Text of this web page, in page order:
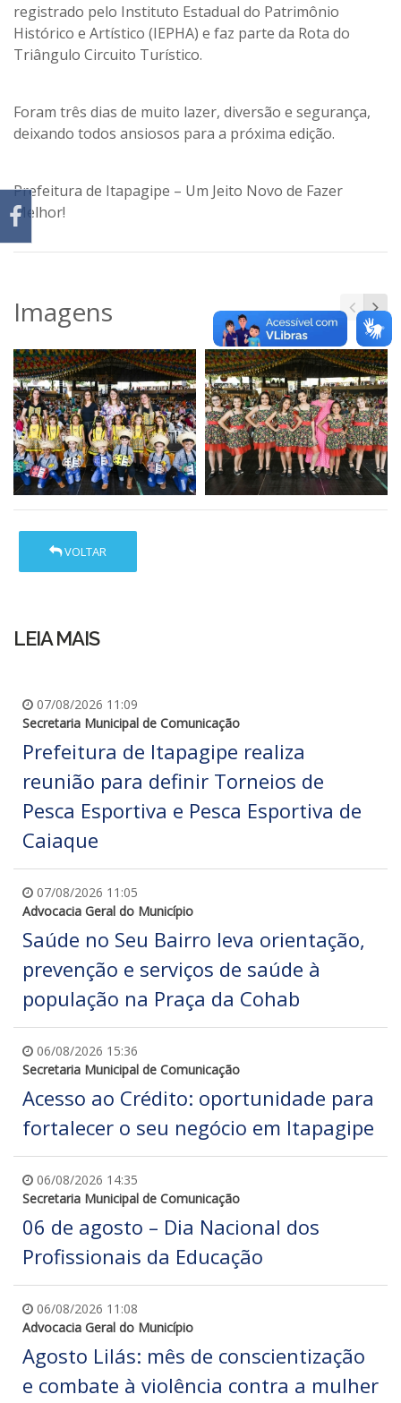
registrado pelo Instituto Estadual do Patrimônio
Histórico e Artístico (IEPHA) e faz parte da Rota do
Triângulo Circuito Turístico.
Foram três dias de muito lazer, diversão e segurança,
deixando todos ansiosos para a próxima edição.
Prefeitura de Itapagipe – Um Jeito Novo de Fazer
Melhor!
Imagens
VOLTAR
LEIA MAIS
07/08/2026 11:09
Secretaria Municipal de Comunicação
Prefeitura de Itapagipe realiza
reunião para definir Torneios de
Pesca Esportiva e Pesca Esportiva de
Caiaque
07/08/2026 11:05
Advocacia Geral do Município
Saúde no Seu Bairro leva orientação,
prevenção e serviços de saúde à
população na Praça da Cohab
06/08/2026 15:36
Secretaria Municipal de Comunicação
Acesso ao Crédito: oportunidade para
fortalecer o seu negócio em Itapagipe
06/08/2026 14:35
Secretaria Municipal de Comunicação
06 de agosto – Dia Nacional dos
Profissionais da Educação
06/08/2026 11:08
Advocacia Geral do Município
Agosto Lilás: mês de conscientização
e combate à violência contra a mulher